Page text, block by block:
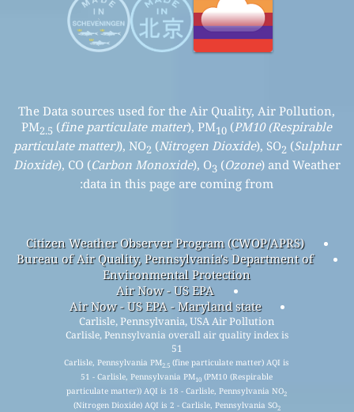
The Data sources used for the Air Quality, Air Pollution,
PM2.5(fine particulate matter), PM10(PM10 (Respirable
particulate matter)), NO2 (Nitrogen Dioxide), SO2 (Sulphur
Dioxide), CO (Carbon Monoxide), O3 (Ozone ) and Weather
data in this page are coming from:
Citizen Weather Observer Program (CWOP/APRS)
Bureau of Air Quality, Pennsylvania's Department of
Environmental Protection
Air Now - US EPA
Air Now - US EPA - Maryland state
Carlisle, Pennsylvania, USA Air Pollution
Carlisle, Pennsylvania overall air quality index is
51
Carlisle, Pennsylvania PM2.5(fine particulate matter) AQI is
51 - Carlisle, Pennsylvania PM10(PM10 (Respirable
particulate matter)) AQI is 18 - Carlisle, Pennsylvania NO
(Nitrogen Dioxide) AQI is 2 - Carlisle, Pennsylvania SO